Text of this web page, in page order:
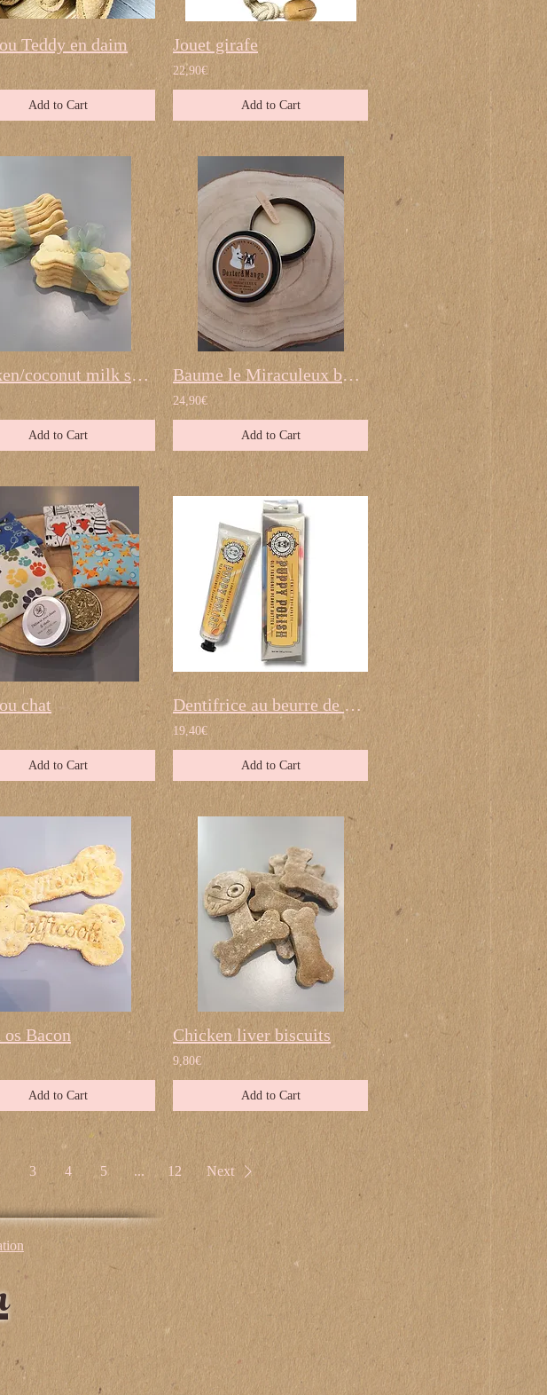
Teddy en daim
Add to Cart
Jouet girafe
22,90€
Add to Cart
Chicken/coconut milk snack pack
Add to Cart
Baume le Miraculeux by Dexter & Mango
24,90€
Add to Cart
chat
Add to Cart
Dentifrice au beurre de cacahuètes
19,40€
Add to Cart
os Bacon
Add to Cart
Chicken liver biscuits
9,80€
Add to Cart
3 4 5 ... 12 Next